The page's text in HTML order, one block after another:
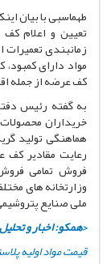
تعیین و اعلام
زمانبندی تعمیرات
مواد دارای
کف عرضه از جمله
به گفته رئیس
خریداران
هماهنگی تولید
رعایت مقادیر کف
فروش تمامی
وزارتخانه های
ملی صنایع
<همکو: اخبار و
قیمت مواد اولیه